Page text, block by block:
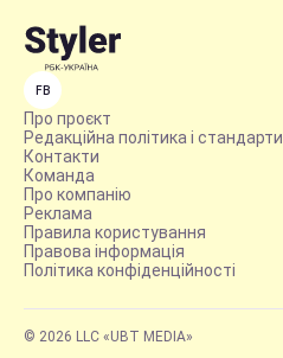
FB
Про проєкт
Редакційна політика і стандарти
Контакти
Команда
Про компанію
Реклама
Правила користування
Правова інформація
Політика конфіденційності
© 2026 LLC «UBT MEDIA»